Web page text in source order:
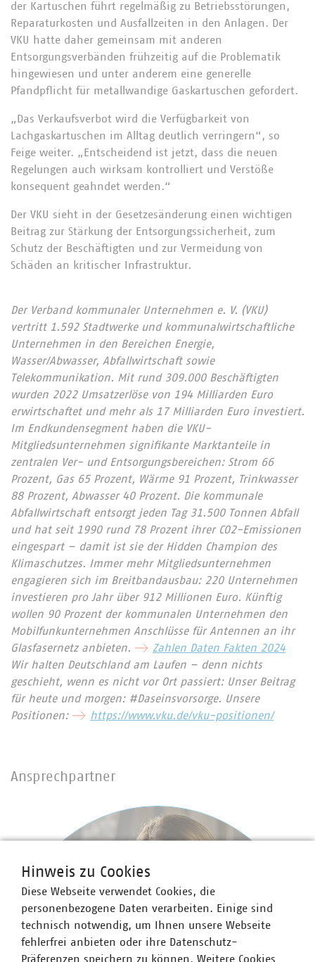
der Kartuschen führt regelmäßig zu Betriebsstörungen,
Reparaturkosten und Ausfallzeiten in den Anlagen. Der
VKU hatte daher gemeinsam mit anderen
Entsorgungsverbänden frühzeitig auf die Problematik
hingewiesen und unter anderem eine generelle
Pfandpflicht für metallwandige Gaskartuschen gefordert.
„Das Verkaufsverbot wird die Verfügbarkeit von
Lachgaskartuschen im Alltag deutlich verringern“, so
Feige weiter. „Entscheidend ist jetzt, dass die neuen
Regelungen auch wirksam kontrolliert und Verstöße
konsequent geahndet werden.“
Der VKU sieht in der Gesetzesänderung einen wichtigen
Beitrag zur Stärkung der Entsorgungssicherheit, zum
Schutz der Beschäftigten und zur Vermeidung von
Schäden an kritischer Infrastruktur.
Der Verband kommunaler Unternehmen e. V. (VKU)
vertritt 1.592 Stadtwerke und kommunalwirtschaftliche
Unternehmen in den Bereichen Energie,
Wasser/Abwasser, Abfallwirtschaft sowie
Telekommunikation. Mit rund 309.000 Beschäftigten
wurden 2022 Umsatzerlöse von 194 Milliarden Euro
erwirtschaftet und mehr als 17 Milliarden Euro investiert.
Im Endkundensegment haben die VKU-
Mitgliedsunternehmen signifikante Marktanteile in
zentralen Ver- und Entsorgungsbereichen: Strom 66
Prozent, Gas 65 Prozent, Wärme 91 Prozent, Trinkwasser
88 Prozent, Abwasser 40 Prozent. Die kommunale
Abfallwirtschaft entsorgt jeden Tag 31.500 Tonnen Abfall
und hat seit 1990 rund 78 Prozent ihrer CO2-Emissionen
eingespart – damit ist sie der Hidden Champion des
Klimaschutzes. Immer mehr Mitgliedsunternehmen
engagieren sich im Breitbandausbau: 220 Unternehmen
investieren pro Jahr über 912 Millionen Euro. Künftig
wollen 90 Prozent der kommunalen Unternehmen den
Mobilfunkunternehmen Anschlüsse für Antennen an ihr
Glasfasernetz anbieten.
Zahlen Daten Fakten 2024
Wir halten Deutschland am Laufen – denn nichts
geschieht, wenn es nicht vor Ort passiert: Unser Beitrag
für heute und morgen: #Daseinsvorsorge. Unsere
Positionen:
https://www.vku.de/vku-positionen/
Ansprechpartner
Hinweis zu Cookies
Diese Webseite verwendet Cookies, die
personenbezogene Daten verarbeiten. Einige sind
technisch notwendig, um Ihnen unsere Webseite
fehlerfrei anbieten oder ihre Datenschutz-
Präferenzen speichern zu können. Weitere Cookies